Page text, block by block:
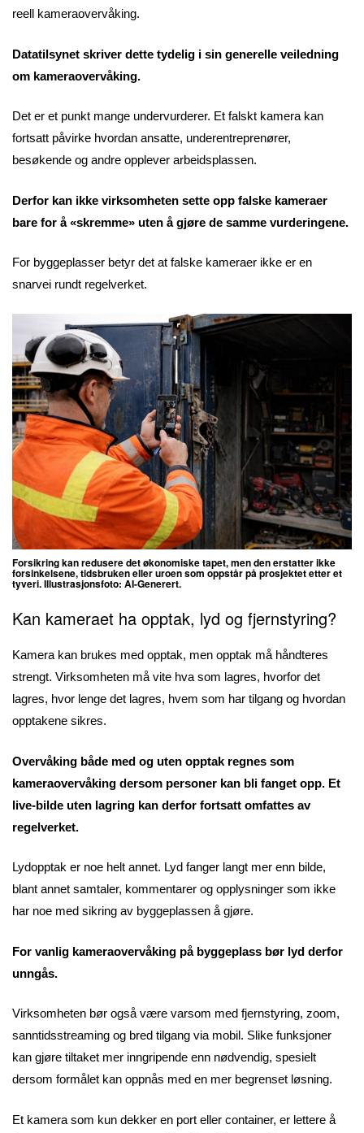
reell kameraovervåking.
Datatilsynet skriver dette tydelig i sin generelle veiledning
om kameraovervåking.
Det er et punkt mange undervurderer. Et falskt kamera kan
fortsatt påvirke hvordan ansatte, underentreprenører,
besøkende og andre opplever arbeidsplassen.
Derfor kan ikke virksomheten sette opp falske kameraer
bare for å «skremme» uten å gjøre de samme vurderingene.
For byggeplasser betyr det at falske kameraer ikke er en
snarvei rundt regelverket.
Forsikring kan redusere det økonomiske tapet, men den erstatter ikke
forsinkelsene, tidsbruken eller uroen som oppstår på prosjektet etter et
tyveri.Illustrasjonsfoto: AI-Generert.
Kan kameraet ha opptak, lyd og fjernstyring?
Kamera kan brukes med opptak, men opptak må håndteres
strengt. Virksomheten må vite hva som lagres, hvorfor det
lagres, hvor lenge det lagres, hvem som har tilgang og hvordan
opptakene sikres.
Overvåking både med og uten opptak regnes som
kameraovervåking dersom personer kan bli fanget opp. Et
live-bilde uten lagring kan derfor fortsatt omfattes av
regelverket.
Lydopptak er noe helt annet. Lyd fanger langt mer enn bilde,
blant annet samtaler, kommentarer og opplysninger som ikke
har noe med sikring av byggeplassen å gjøre.
For vanlig kameraovervåking på byggeplass bør lyd derfor
unngås.
Virksomheten bør også være varsom med fjernstyring, zoom,
sanntidsstreaming og bred tilgang via mobil. Slike funksjoner
kan gjøre tiltaket mer inngripende enn nødvendig, spesielt
dersom formålet kan oppnås med en mer begrenset løsning.
Et kamera som kun dekker en port eller container, er lettere å